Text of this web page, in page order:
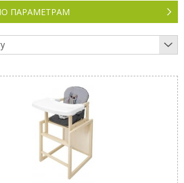
ПАРАМЕТРАМ